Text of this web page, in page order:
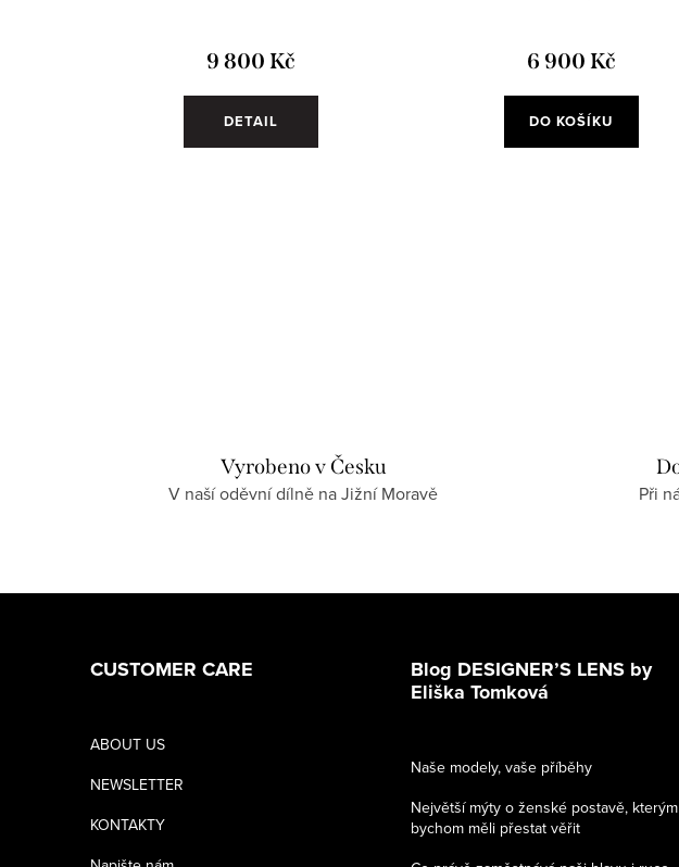
9 800 Kč
DETAIL
6 900 Kč
DO KOŠÍKU
Vyrobeno v Česku
V naší oděvní dílně na Jižní Moravě Při
CUSTOMER CARE
ABOUT US
NEWSLETTER
KONTAKTY
Blog DESIGNER’S LENS by
Eliška Tomková
Naše modely, vaše příběhy
Největší mýty o ženské postavě, kterým
bychom měli přestat věřit